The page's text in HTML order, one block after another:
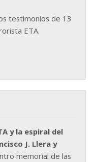
testimonios de 13
ETA.
y la espiral del
J. Llera y
memorial de las